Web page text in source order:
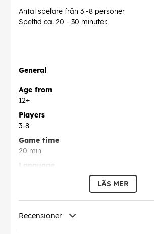
Antal spelare från 3 -8 personer
Speltid ca. 20 - 30 minuter.
General
Age from
12+
Players
3-8
Game time
20 min
Language
Adult
Genre
LÄS MER
Recensioner